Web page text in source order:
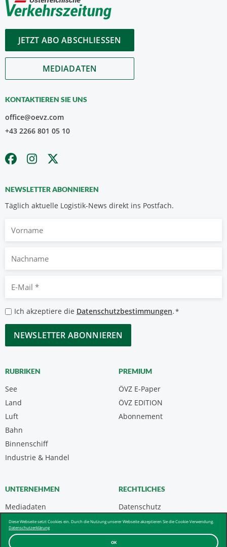
OK
Diese Webseite setzt Cookies ein. Durch die Nutzung unserer Webseite akzeptieren Sie die Cookie-Verwendung.
Datenschutzerklärung
JETZT ABO ABSCHLIESSEN
MEDIADATEN
KONTAKTIEREN SIE UNS
office@oevz.com
+43 2266 801 05 10
NEWSLETTER ABONNIEREN
Täglich aktuelle Logistik-News direkt ins Postfach.
Vorname
Nachname
Mail
*
Datenschutzbestimmungen
*
Ich akzeptiere die Datenschutzbestimmungen.*
CAPTCHA
RUBRIKEN
See
Land
Luft
Bahn
Binnenschiff
Industrie & Handel
PREMIUM
ÖVZ E-Paper
Abonnement
ÖVZ EDITION
UNTERNEHMEN
Mediadaten
Kontakt
Über uns & AGB
RECHTLICHES
Datenschutz
Impressum